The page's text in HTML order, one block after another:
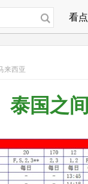
看
来西亚
泰国之